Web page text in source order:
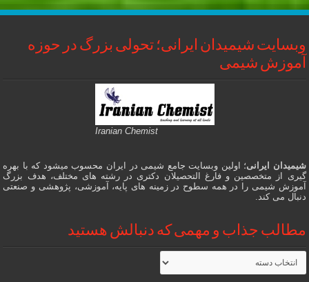
وبسایت شیمیدان ایرانی؛ تحولی بزرگ در حوزه
آموزش شیمی
Iranian Chemist
شیمیدان ایرانی؛ اولین وبسایت جامع شیمی در ایران محسوب میشود که با بهره
گیری از متخصصین و فارغ التحصیلان دکتری در رشته های مختلف، هدف بزرگ
آموزش شیمی را در همه سطوح در زمینه های پایه، آموزشی، پژوهشی و صنعتی
دنبال می کند.
مطالب جذاب و مهمی که دنبالش هستید
مطالب
جذاب
و